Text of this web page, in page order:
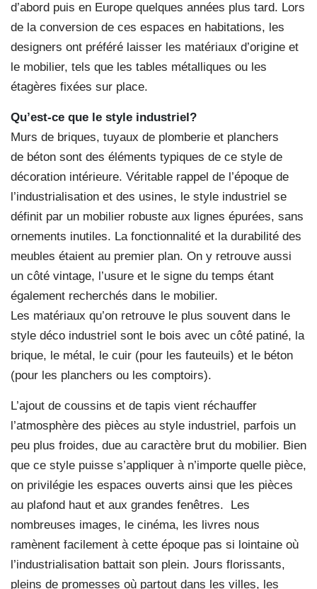
d’abord puis en Europe quelques années plus tard. Lors
de la conversion de ces espaces en habitations, les
designers ont préféré laisser les matériaux d’origine et
le mobilier, tels que les tables métalliques ou les
étagères fixées sur place.
Qu’est-ce que le style industriel?
Murs de briques, tuyaux de plomberie et planchers
de béton sont des éléments typiques de ce style de
décoration intérieure. Véritable rappel de l’époque de
l’industrialisation et des usines, le style industriel se
définit par un mobilier robuste aux lignes épurées, sans
ornements inutiles. La fonctionnalité et la durabilité des
meubles étaient au premier plan. On y retrouve aussi
un côté vintage, l’usure et le signe du temps étant
également recherchés dans le mobilier.
Les matériaux qu’on retrouve le plus souvent dans le
style déco industriel sont le bois avec un côté patiné, la
brique, le métal, le cuir (pour les fauteuils) et le béton
(pour les planchers ou les comptoirs).
L’ajout de coussins et de tapis vient réchauffer
l’atmosphère des pièces au style industriel, parfois un
peu plus froides, due au caractère brut du mobilier. Bien
que ce style puisse s’appliquer à n’importe quelle pièce,
on privilégie les espaces ouverts ainsi que les pièces
au plafond haut et aux grandes fenêtres. Les
nombreuses images, le cinéma, les livres nous
ramènent facilement à cette époque pas si lointaine où
l’industrialisation battait son plein. Jours florissants,
pleins de promesses où partout dans les villes, les